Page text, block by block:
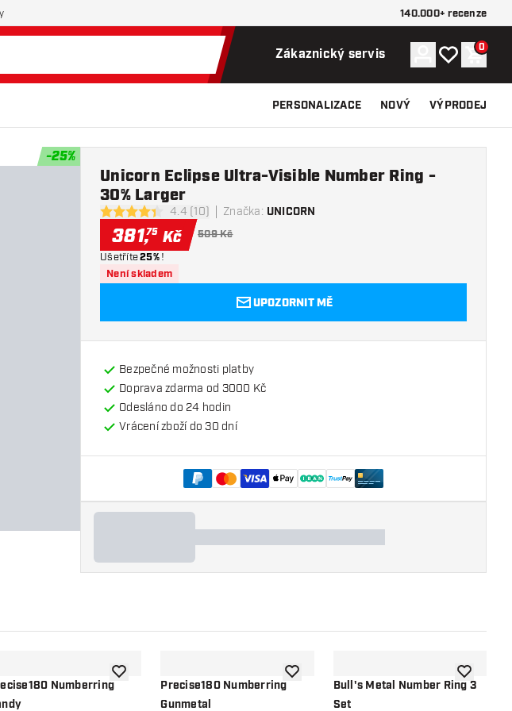
140.000+ recenze
Zákaznický servis ÚčetMůj seznam
0
PERSONALIZACE NOVÝ VÝPRODEJ
-25%
4.4 hodnoticí hvězdičky
4.4 (10) Značka: UNICORN
Unicorn Eclipse Ultra-Visible Number Ring -
30% Larger
381,75 Kč 509 Kč
Ušetříte25% !
Není skladem
UPOZORNIT MĚ
Bezpečné možnosti platby
Doprava zdarma od 3000 Kč
Odesláno do 24 hodin
Vrácení zboží do 30 dní
přáníNumberringPřidat do seznamu přání
Precise180 Numberring
Gunmetal
Přidat do seznamu přání
Bull's Metal Number Ring 3
Set
Přidat do